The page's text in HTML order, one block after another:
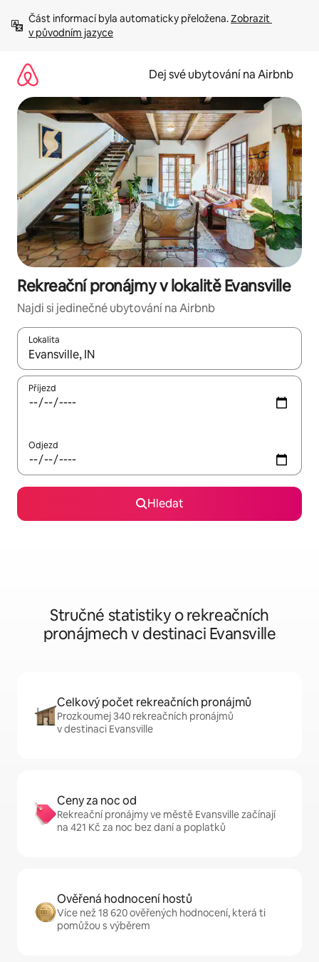
obsah
Část informací byla automaticky přeložena. Zobrazit
v původním jazyce
Dej své ubytování na Airbnb
Rekreační pronájmy v lokalitě Evansville
Najdi si jedinečné ubytování na Airbnb
Lokalita
Až budou výsledky k dispozici, můžeš si je procházet pomocí
Příjezd
Odjezd
Hledat
Stručné statistiky o rekreačních
pronájmech v destinaci Evansville
Celkový počet rekreačních pronájmů
Prozkoumej 340 rekreačních pronájmů
v destinaci Evansville
Ceny za noc od
Rekreační pronájmy ve městě Evansville začínají
na 421 Kč za noc bez daní a poplatků
Ověřená hodnocení hostů
Více než 18 620 ověřených hodnocení, která ti
pomůžou s výběrem